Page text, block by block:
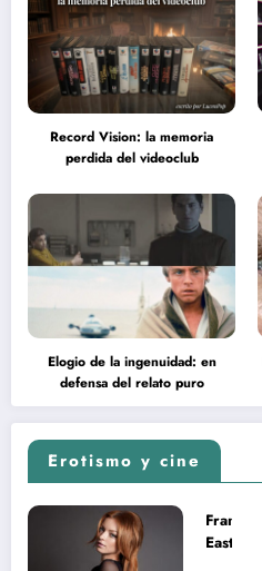
Record Vision: la memoria
perdida del videoclub
Elogio de la ingenuidad: en
defensa del relato puro
Erotismo y cine